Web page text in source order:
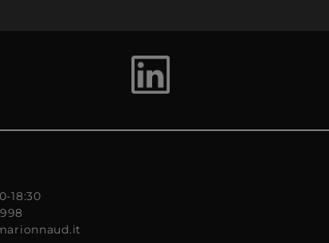
18:30